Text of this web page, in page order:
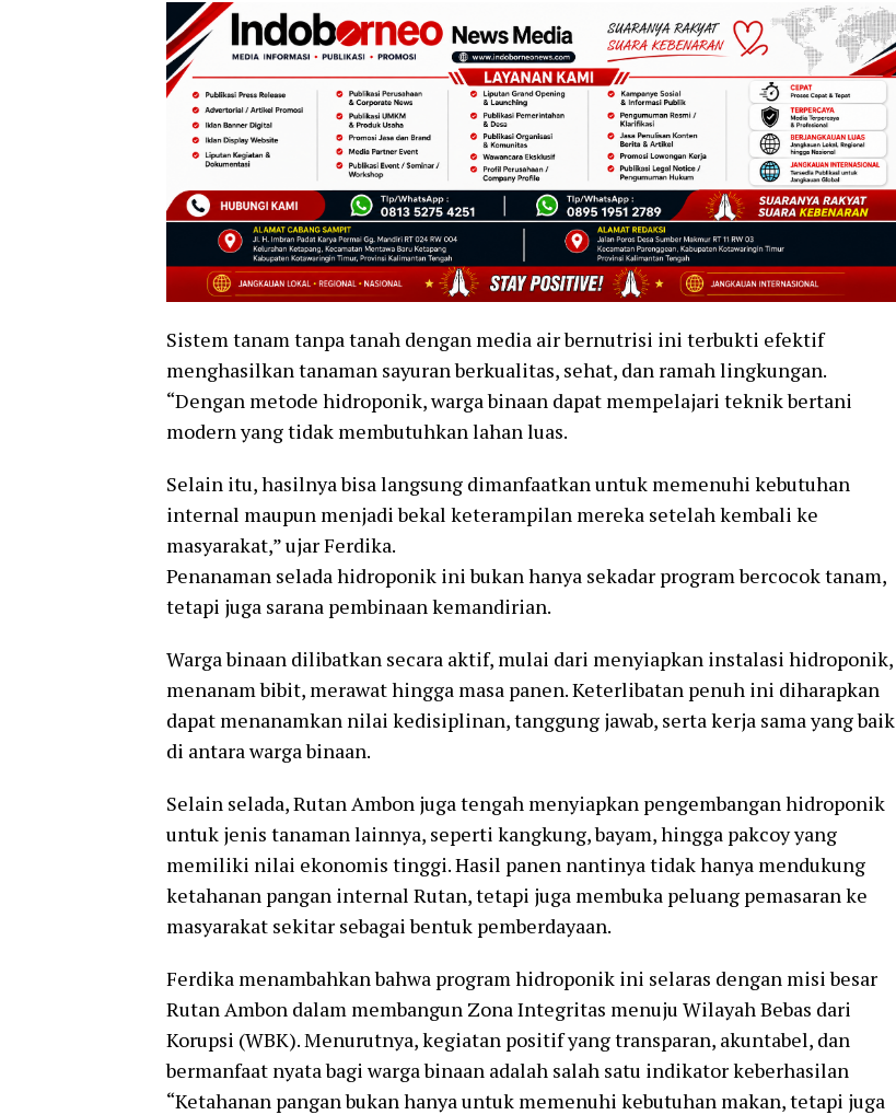
Sistem tanam tanpa tanah dengan media air bernutrisi ini terbukti efektif
menghasilkan tanaman sayuran berkualitas, sehat, dan ramah lingkungan.
“Dengan metode hidroponik, warga binaan dapat mempelajari teknik bertani
modern yang tidak membutuhkan lahan luas.
Selain itu, hasilnya bisa langsung dimanfaatkan untuk memenuhi kebutuhan
internal maupun menjadi bekal keterampilan mereka setelah kembali ke
masyarakat,” ujar Ferdika.
Penanaman selada hidroponik ini bukan hanya sekadar program bercocok tanam,
tetapi juga sarana pembinaan kemandirian.
Warga binaan dilibatkan secara aktif, mulai dari menyiapkan instalasi hidroponik,
menanam bibit, merawat hingga masa panen. Keterlibatan penuh ini diharapkan
dapat menanamkan nilai kedisiplinan, tanggung jawab, serta kerja sama yang baik
di antara warga binaan.
Selain selada, Rutan Ambon juga tengah menyiapkan pengembangan hidroponik
untuk jenis tanaman lainnya, seperti kangkung, bayam, hingga pakcoy yang
memiliki nilai ekonomis tinggi. Hasil panen nantinya tidak hanya mendukung
ketahanan pangan internal Rutan, tetapi juga membuka peluang pemasaran ke
masyarakat sekitar sebagai bentuk pemberdayaan.
Ferdika menambahkan bahwa program hidroponik ini selaras dengan misi besar
Rutan Ambon dalam membangun Zona Integritas menuju Wilayah Bebas dari
Korupsi (WBK). Menurutnya, kegiatan positif yang transparan, akuntabel, dan
bermanfaat nyata bagi warga binaan adalah salah satu indikator keberhasilan
“Ketahanan pangan bukan hanya untuk memenuhi kebutuhan makan, tetapi juga